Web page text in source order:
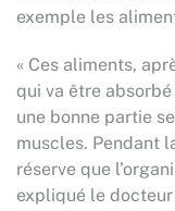
exemple les
« Ces aliments,
qui va être
une bonne partie
muscles. Pendant
réserve que
expliqué le docteur